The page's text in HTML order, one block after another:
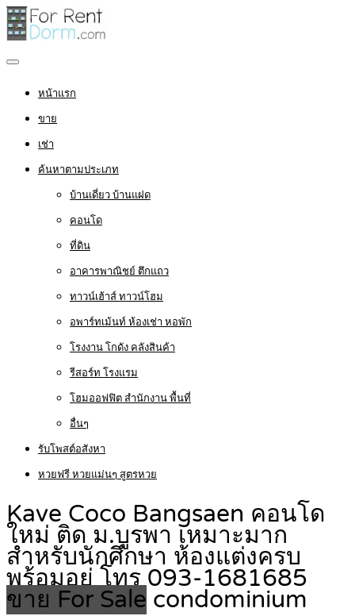
หน้าแรก
ขาย
เช่า
ค้นหาตามประเภท
บ้านเดี่ยว บ้านแฝด
คอนโด
ที่ดิน
อาคารพาณิชย์ ตึกแถว
ทาวน์เฮ้าส์ ทาวน์โฮม
อพาร์ทเม้นท์ ห้องเช่า หอพัก
โรงงาน โกดัง คลังสินค้า
รีสอร์ท โรงแรม
โฮมออฟฟิต สำนักงาน พื้นที่
อื่นๆ
รับโพสต์อสังหา
หวยฟรี หวยแม่นๆ สูตรหวย
Kave Coco Bangsaen คอนโด
ใหม่ ติด ม.บูรพา เหมาะมาก
สำหรับนักศึกษา ห้องแต่งครบ
พร้อมอยู่ โทร 093-1681685
ขาย For Sale condominium